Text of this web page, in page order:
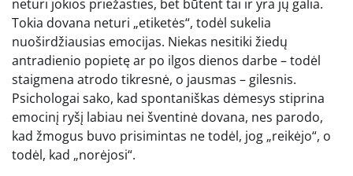
neturi jokios priežasties, bet būtent tai ir yra jų galia.
Tokia dovana neturi „etiketės“, todėl sukelia
nuoširdžiausias emocijas. Niekas nesitiki žiedų
antradienio popietę ar po ilgos dienos darbe – todėl
staigmena atrodo tikresnė, o jausmas – gilesnis.
Psichologai sako, kad spontaniškas dėmesys stiprina
emocinį ryšį labiau nei šventinė dovana, nes parodo,
kad žmogus buvo prisimintas ne todėl, jog „reikėjo“, o
todėl, kad „norėjosi“.